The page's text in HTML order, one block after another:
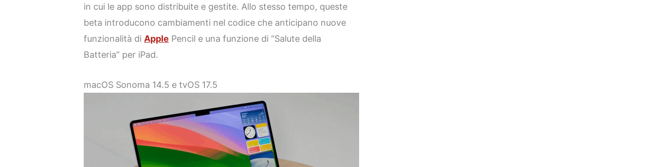
in cui le app sono distribuite e gestite. Allo stesso tempo, queste
beta introducono cambiamenti nel codice che anticipano nuove
funzionalità diApple Pencil e una funzione di “Salute della
Batteria” per iPad.
macOS Sonoma 14.5 e tvOS 17.5